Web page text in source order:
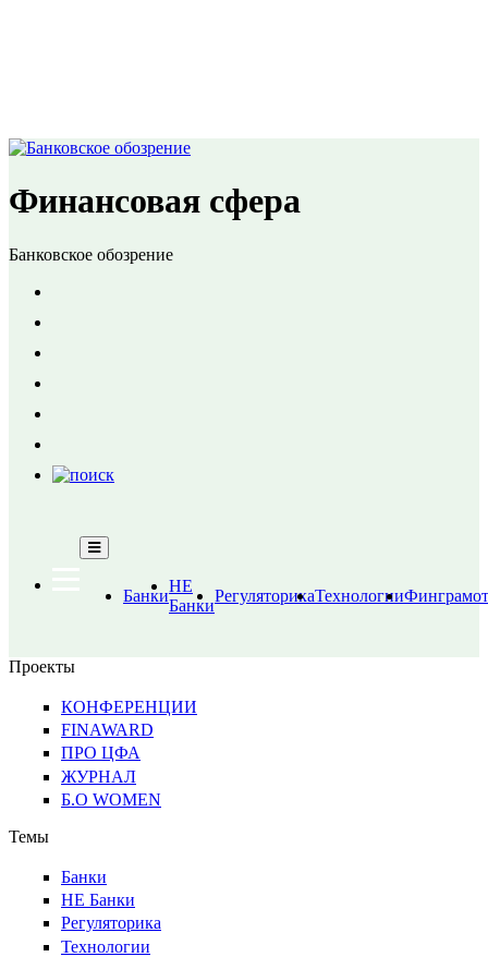
Финансовая сфера
Банковское обозрение
Банки
НЕ
Банки
РегуляторикаТехнологии
Проекты
КОНФЕРЕНЦИИ
FINAWARD
ПРО ЦФА
ЖУРНАЛ
Б.О WOMEN
Темы
Банки
НЕ Банки
Регуляторика
Технологии